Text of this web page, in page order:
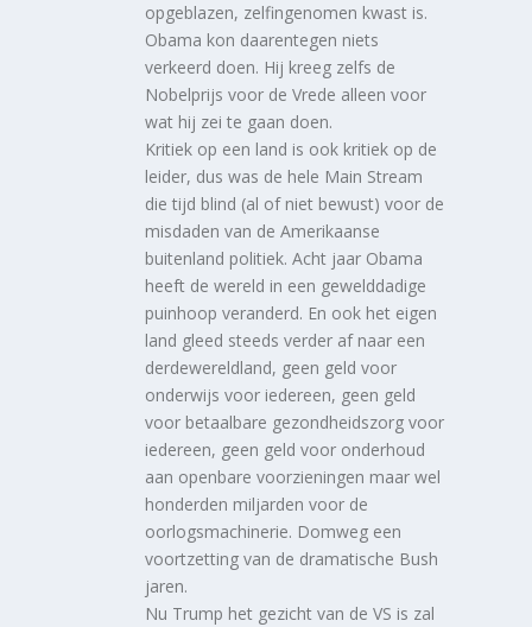
opgeblazen, zelfingenomen kwast is.
Obama kon daarentegen niets
verkeerd doen. Hij kreeg zelfs de
Nobelprijs voor de Vrede alleen voor
wat hij zei te gaan doen.
Kritiek op een land is ook kritiek op de
leider, dus was de hele Main Stream
die tijd blind (al of niet bewust) voor de
misdaden van de Amerikaanse
buitenland politiek. Acht jaar Obama
heeft de wereld in een gewelddadige
puinhoop veranderd. En ook het eigen
land gleed steeds verder af naar een
derdewereldland, geen geld voor
onderwijs voor iedereen, geen geld
voor betaalbare gezondheidszorg voor
iedereen, geen geld voor onderhoud
aan openbare voorzieningen maar wel
honderden miljarden voor de
oorlogsmachinerie. Domweg een
voortzetting van de dramatische Bush
jaren.
Nu Trump het gezicht van de VS is zal